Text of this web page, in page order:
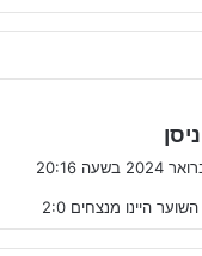
הייתה כחולה, כאשר
הורחק על ידיעידו
ג
ב
היינו מנצחים 2:0